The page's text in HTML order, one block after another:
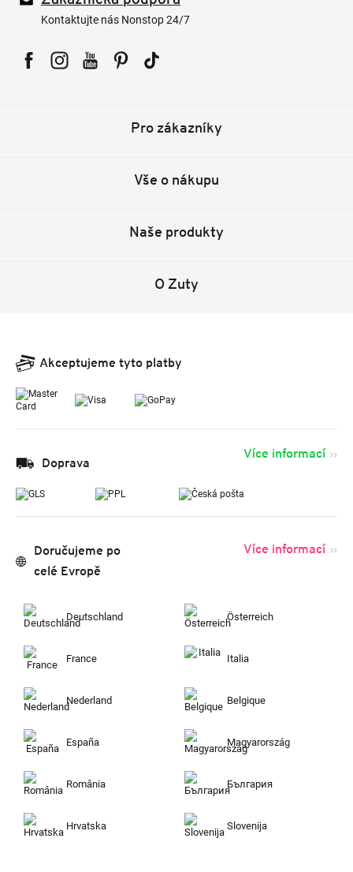
Kontaktujte nás Nonstop 24/7
Pro zákazníky
Vše o nákupu
Naše produkty
O Zuty
Akceptujeme tyto platby
Doprava
Více informací
Doručujeme po
celé Evropě
Více informací
Deutschland Österreich
France Italia
Nederland Belgique
España Magyarország
România България
Hrvatska Slovenija